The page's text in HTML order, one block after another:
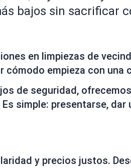
bajos sin sacrificar
en limpiezas de
empieza con una
de seguridad,
simple: presentarse,
y precios justos.